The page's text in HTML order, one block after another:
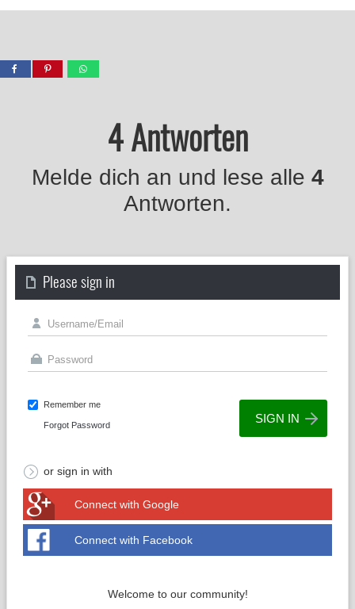
4 Antworten
Melde dich an und lese alle 4
Antworten.
Please sign in
Remember me
Forgot Password
or sign in with
Connect with Google
Connect with Facebook
Welcome to our community!